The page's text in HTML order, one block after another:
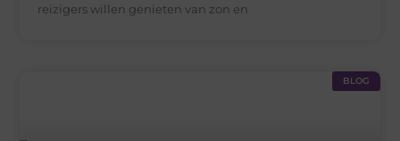
reizigers willen genieten van zon en
BLOG